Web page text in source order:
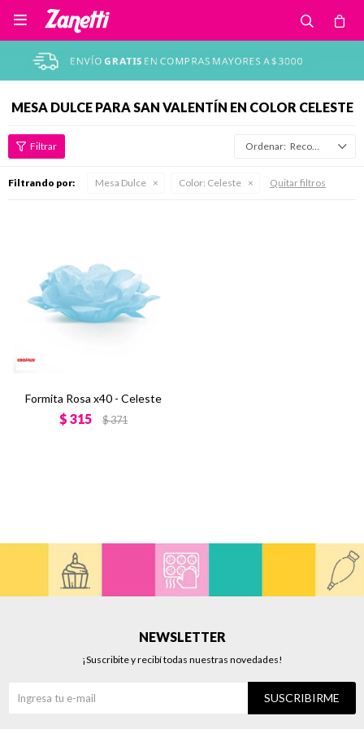

MESA DULCE PARA SAN VALENTÍN EN COLOR CELESTE
Recomendados
Filtrando por: Mesa Dulce Color: Celeste Quitar filtros
Formita Rosa x40 - Celeste
$ 315 $371
NEWSLETTER
¡Suscribite y recibí todas nuestras novedades!
SUSCRIBIRME